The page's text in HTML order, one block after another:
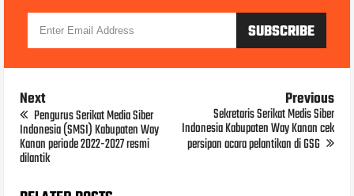
Next
Pengurus Serikat Media Siber
Indonesia (SMSI) Kabupaten Way
Kanan periode 2022-2027 resmi
dilantik
Previous
Sekretaris Serikat Medis Siber
Indonesia Kabupaten Way Kanan cek
persipan acara pelantikan di GSG